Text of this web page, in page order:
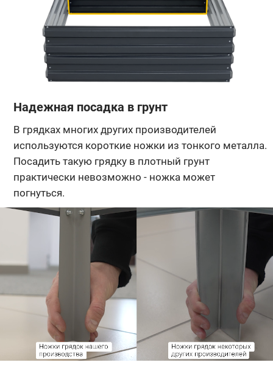
Надежная посадка в грунт
В грядках многих других производителей
используются короткие ножки из тонкого металла.
Посадить такую грядку в плотный грунт
практически невозможно - ножка может
погнуться.